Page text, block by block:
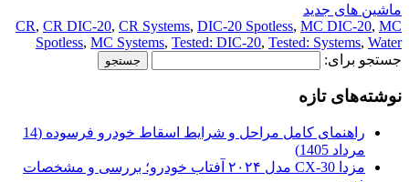
ماشین های جدید
CR, CR DIC-20, CR Systems, DIC-20 Spotless, MC DIC-20, MC
Spotless, MC Systems, Tested: DIC-20, Tested: Systems, Water
جستجو برای:
نوشته‌های تازه
راهنمای کامل مراحل و شرایط اسقاط خودرو فرسوده (14
مرداد 1405)
مزدا CX-30 مدل ۲۰۲۴ آفتاب خودرو؛ بررسی و مشخصات